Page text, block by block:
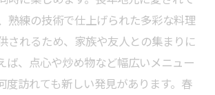
熟練の技術で仕上げられた多彩な料理
されるため、家族や友人との集まりに
ば、点心や炒め物など幅広いメニュー
度訪れても新しい発見があります。春